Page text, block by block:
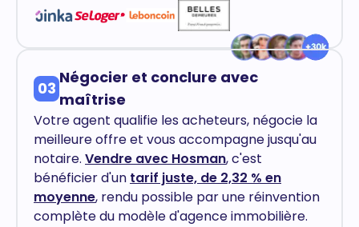
03
Négocier et conclure avec
maîtrise
Votre agent qualifie les acheteurs, négocie la
meilleure offre et vous accompagne jusqu'au
notaire. Vendre avec Hosman, c'est
bénéficier d'un tarif juste, de 2,32 % en
moyenne, rendu possible par une réinvention
complète du modèle d'agence immobilière.